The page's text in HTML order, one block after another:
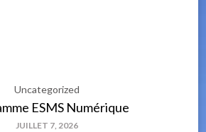
Uncategorized
ESMS Numérique
JUILLET 7, 2026